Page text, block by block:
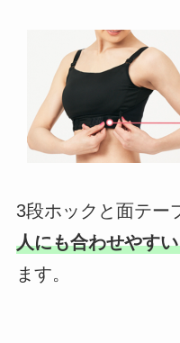
3段ホックと面テー
人にも合わせやすい
ます。